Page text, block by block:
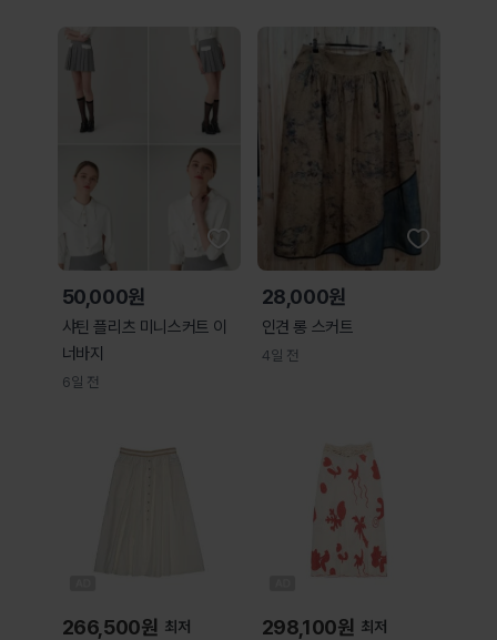
50,000원
샤틴 플리츠 미니스커트 이
너바지
6일 전
28,000원
인견 롱 스커트
4일 전
266,500원 최저
298,100원 최저